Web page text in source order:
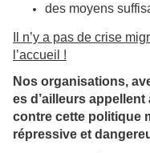
des moyens
Il n’y a pas de crise
l’accueil !
Nos organisations,
es d’ailleurs
contre cette politique
répressive et